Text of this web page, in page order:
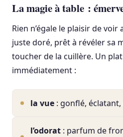
La magie à table :
Rien n’égale le plaisir de
juste doré, prêt à révéler sa
toucher de la cuillère. Un
immédiatement :
la vue : gonflé,
l’odorat : parfum de